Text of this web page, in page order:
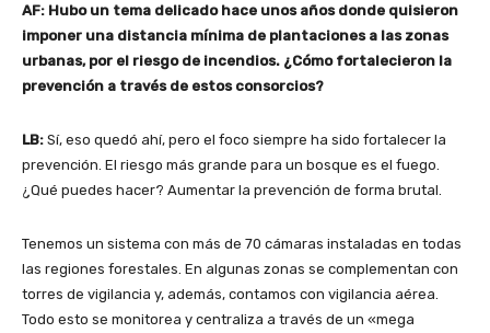
AF: Hubo un tema delicado hace unos años donde quisieron
imponer una distancia mínima de plantaciones a las zonas
urbanas, por el riesgo de incendios. ¿Cómo fortalecieron la
prevención a través de estos consorcios?
LB: Sí, eso quedó ahí, pero el foco siempre ha sido fortalecer la
prevención. El riesgo más grande para un bosque es el fuego.
¿Qué puedes hacer? Aumentar la prevención de forma brutal.
Tenemos un sistema con más de 70 cámaras instaladas en todas
las regiones forestales. En algunas zonas se complementan con
torres de vigilancia y, además, contamos con vigilancia aérea.
Todo esto se monitorea y centraliza a través de un «mega